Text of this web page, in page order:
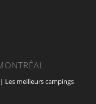
Les meilleurs campings